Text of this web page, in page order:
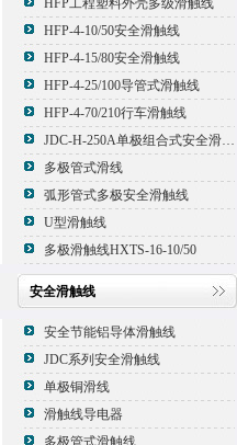
HFP工程塑料外壳多级滑触线
HFP-4-10/50安全滑触线
HFP-4-15/80安全滑触线
HFP-4-25/100导管式滑触线
HFP-4-70/210行车滑触线
JDC-H-250A单极组合式安全滑触线
多极管式滑线
弧形管式多极安全滑触线
U型滑触线
多极滑触线HXTS-16-10/50
安全滑触线
安全节能铝导体滑触线
JDC系列安全滑触线
单极铜滑线
滑触线导电器
多极管式滑触线